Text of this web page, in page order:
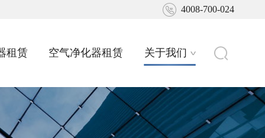
4008-700-024
租赁 空气净化器租赁 关于我们